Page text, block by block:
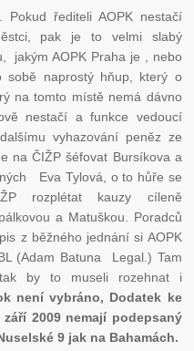
řediteli AOPK nestačí
pak je to velmi slabý
jakým AOPK Praha je , nebo
naprostý hňup, který o
na tomto místě nemá dávno
nestačí a funkce vedoucí
vyhazování peněz ze
na ČIŽP šéfovat Bursíkova a
Eva Tylová, o to hůře se
rozplétat kauzy cíleně
a Matuškou. Poradců
z běžného jednání si AOPK
(Adam Batuna Legal.) Tam
by to museli rozehnat i
není vybráno, Dodatek ke
2009 nemají podepsaný
9 jak na Bahamách.